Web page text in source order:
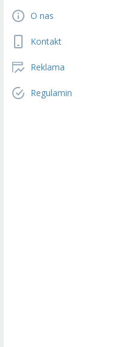
O nas
Kontakt
Reklama
Regulamin